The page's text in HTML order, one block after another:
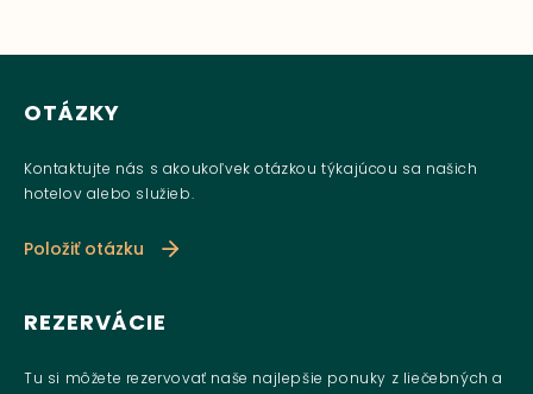
OTÁZKY
Kontaktujte nás s akoukoľvek otázkou týkajúcou sa našich
hotelov alebo služieb.
Položiť otázku
REZERVÁCIE
Tu si môžete rezervovať naše najlepšie ponuky z liečebných a